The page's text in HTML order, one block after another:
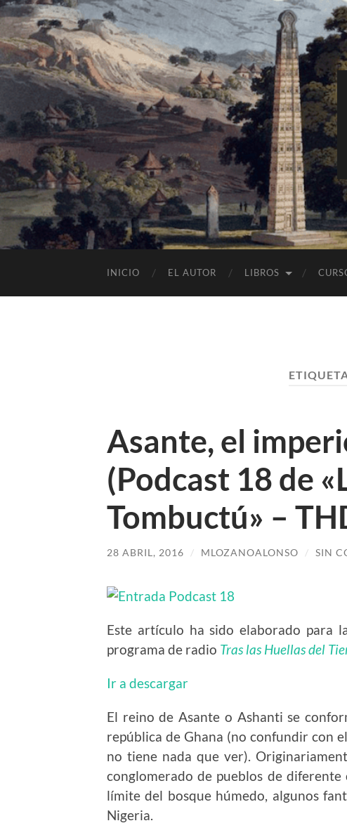
INICIO EL AUTOR LIBROS
Asante, el
(Podcast 18 de
Tombuctú» –
28 ABRIL, 2016 / MLOZANOALONSO / SIN
Este artículo ha sido elaborado para
programa de radio Tras las Huellas del
Ir a descargar
El reino de Asante o Ashanti se
república de Ghana (no confundir con
no tiene nada que ver).
conglomerado de pueblos de
límite del bosque húmedo, algunos
Nigeria.